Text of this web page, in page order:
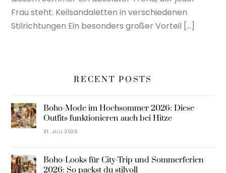
Frau steht. Keilsandaletten in verschiedenen
Stilrichtungen Ein besonders großer Vorteil […]
RECENT POSTS
Boho-Mode im Hochsommer 2026: Diese
Outfits funktionieren auch bei Hitze
31. JULI 2026
Boho-Looks für City-Trip und Sommerferien
2026: So packst du stilvoll